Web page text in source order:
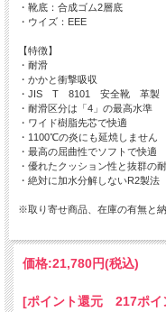
・靴底：合成ゴム2層底
・ウイズ：EEE
【特徴】
・耐滑
・かかと衝撃吸収
・JIS T 8101 安全靴 革製
・耐滑区分は「4」の最高水準
・ワイド樹脂先芯で快適
・1100℃の炎にも延焼しません
・最高の屈曲性でソフトで快適
・優れたクッション性と抜群の
・絶対に加水分解しないR2製法
※取り寄せ商品、在庫の有無と
価格:21,780円(税込)
[ポイント還元 217ポイ